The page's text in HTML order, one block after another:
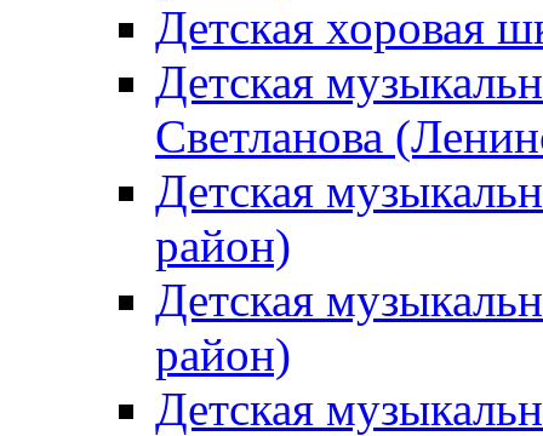
Детская хоровая
Детская
Светланова
Детская
район)
Детская
район)
Детская